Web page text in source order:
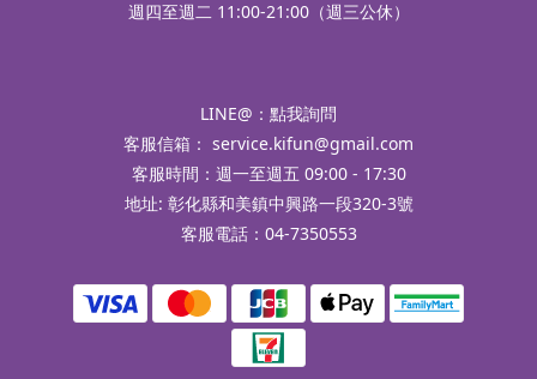
週四至週二 11:00-21:00（週三公休）
LINE@： 點我詢問
客服信箱： service.kifun@gmail.com
客服時間：週一至週五 09:00 - 17:30
地址: 彰化縣和美鎮中興路一段320-3號
客服電話：04-7350553